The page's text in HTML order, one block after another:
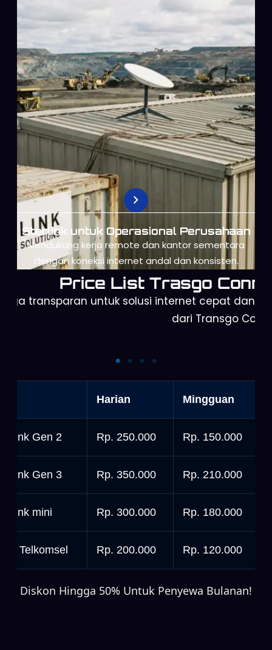
Starlink untuk Operasional Perusahaan
Mendukung kerja remote dan kantor sementara
dengan koneksi internet andal dan konsisten.
Price List Trasgo
transparan untuk solusi internet cepat dan
dari Transgo
Harian Mingguan
Gen 2 Rp. 250.000 Rp. 150.000
Gen 3 Rp. 350.000 Rp. 210.000
mini Rp. 300.000 Rp. 180.000
Telkomsel Rp. 200.000 Rp. 120.000
Diskon Hingga 50% Untuk Penyewa Bulanan!